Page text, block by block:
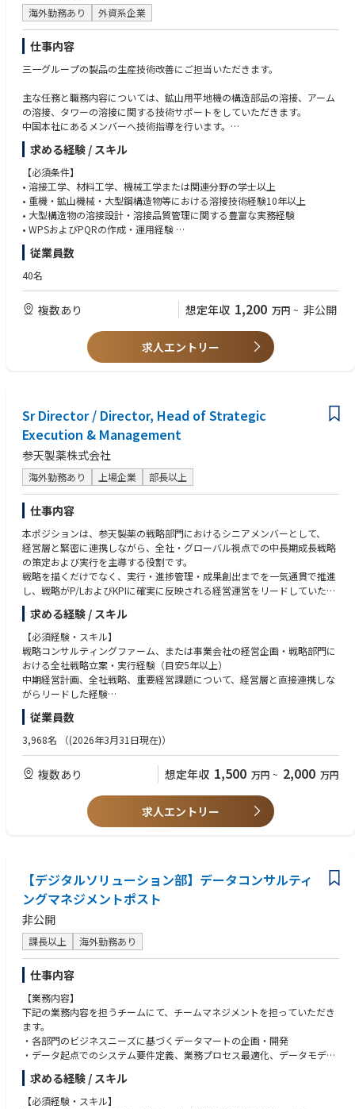
海外勤務あり 外資系企業
仕事内容
三一グループの製品の生産技術改善にご担当いただきます。
主な任務と職務内容については、鉱山用平地機の構造部品の溶接、アーム
の溶接、タワーの溶接に関する技術サポートをしていただきます。
中国本社にあるメンバーへ技術指導を行います。
詳しくは
• 大型鉱山ダンプトラックのメインフレーム、ダンプボディなど主要構造
部品の溶接構造設計、溶接技術開発および溶接不具合解析
• 高張力鋼板・厚板・異材接合に関する溶接施工要領書（WPS）および溶
接施工法承認試験（PQR）の作成・管理
• 溶接変形、残留応力、溶接割れなどの課題に対する技術的改善および品
• 溶接部の疲労破壊、亀裂、品質不具合など重大品質問題の解析・対策立
案
• APQP・PFMEAに基づく製品開発プロセスにおける溶接品質管理および
• 人・設備・材料・工法・環境（4M1E）の変更管理および溶接工程全体の
• 溶接技術者・溶接作業者への技術指導および教育体制の構築
• 溶接管理体制および標準化活動の推進
求める経験 / スキル
【必須条件】
• 溶接工学、材料工学、機械工学または関連分野の学士以上
• 重機・鉱山機械・大型鋼構造物等における溶接技術経験10年以上
• 大型構造物の溶接設計・溶接品質管理に関する豊富な実務経験
• WPSおよびPQRの作成・運用経験
• 溶接欠陥解析、残留応力・溶接変形制御、疲労破壊解析に関する専門知
識
【歓迎条件】
• AWS、ISO、EN等の国際溶接規格に関する知識
• 溶接シミュレーション（熱変形解析・残留応力解析等）の経験
• APQP・PFMEAの実務経験
• グローバル開発プロジェクトへの参画経験
従業員数
40名
複数あり 想定年収 1,200 万円 ~ 非公開
求人エントリー
Sr Director / Director, Head of Strategic
Execution & Management
参天製薬株式会社
海外勤務あり 上場企業 部長以上
仕事内容
本ポジションは、参天製薬の戦略部門におけるシニアメンバーとして、
経営層と緊密に連携しながら、全社・グローバル視点での中長期成長戦略
の策定および実行を主導する役割です。
戦略を描くだけでなく、実行・進捗管理・成果創出までを一気通貫で推進
し、戦略がP/LおよびKPIに確実に反映される経営運営をリードしていただ
きます。
・戦略策定・実行
全社の中期経営計画の策定を主導し、経営陣と連携しながら、長期成長戦
略を具体的なアクションへ落とし込む。
市場・規制・マクロ環境等に関する定量・定性情報の収集・分析を行い、
経営課題を構造化
提供
戦略とKPI・数値計画の整合性を確保し、全社的なKPIマネジメントを推進
中期経営計画の実現に向け、投資規律・経営管理手法・ガバナンス高度化
成長投資、コスト、人材などの経営資源について、全社最適の観点での優
先順位付けと意思決定プロセス改革を主導
・組織マネジメント・人材育成
戦略立案、KPIマネジメント、経営層とのコミュニケーションに強いプロ
フェッショナルチームの構築・育成
経営課題を自分事として捉え、主体的に行動できる人材と組織文化の醸成
戦略機能の知見・働き方をグループ全体に展開し、全社の戦略実行力向上
に貢献
求める経験 / スキル
【必須経験・スキル】
戦略コンサルティングファーム、または事業会社の経営企画・戦略部門に
おける全社戦略立案・実行経験（目安5年以上）
中期経営計画、全社戦略、重要経営課題について、経営層と直接連携しな
がらリードした経験
戦略策定に留まらず、KPI設計・進捗管理・意思決定支援を通じて、成果創
出まで関与した経験
医薬品・ライフサイエンス分野での業務経験
【求める能力】
・問題解決力・思考力
不確実性・複雑性の高い経営課題を構造化し、優先順位を明確にして結論
定量・定性情報を統合し、経営としての意思決定を行うための選択肢を提
数値を戦略・行動を規定する管理指標として設計・運用できるスキル
・コミュニケーション・リーダーシップ
経営幹部・上級管理職と対等に議論し、利害の対立があっても合意形成を
前進させる力
海外地域を含む関係者を巻き込み、意思決定と実行を推進できるリーダー
シップ
複雑な内容を整理し、論理的かつ分かりやすく伝える説明力
・組織・人材観
個人の成果だけでなく、チームとしての成果最大化に責任を持てる方
若手・中堅人材の育成を通じ、組織全体のレベル向上に貢献できる方
従業員数
3,968名 （(2026年3月31日現在)）
複数あり 想定年収 1,500 万円 ~ 2,000 万円
求人エントリー
【デジタルソリューション部】データコンサルティ
ングマネジメントポスト
非公開
課長以上 海外勤務あり
仕事内容
【業務内容】
下記の業務内容を担うチームにて、チームマネジメントを担っていただき
ます。
・各部門のビジネスニーズに基づくデータマートの企画・開発
・データ起点でのシステム要件定義、業務プロセス最適化、データモデル
設計のコンサルティング
【成長機会】
求める経験 / スキル
【必須経験・スキル】